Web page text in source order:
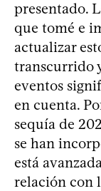
presentado.
que tomé e
actualizar
transcurrido
eventos
en cuenta.
sequía de
se han
está
relación con